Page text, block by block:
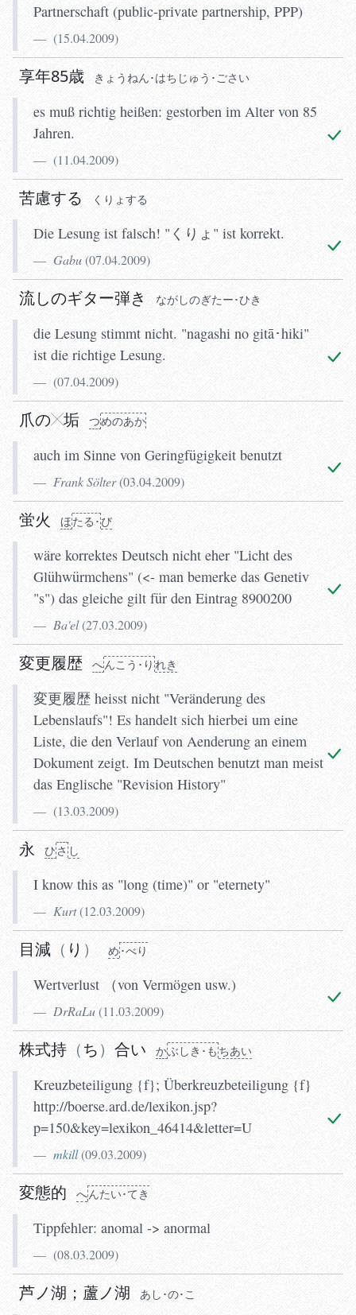
Partnerschaft (public-private partnership, PPP)
(15.04.2009)
享年85歳 きょうねん･はちじゅう･ごさい
es muß richtig heißen: gestorben im Alter von 85
Jahren.
(11.04.2009)
苦慮する くりょする
Die Lesung ist falsch! "くりょ" ist korrekt.
Gabu(07.04.2009)
流しのギター弾き ながしのぎたー･ひき
die Lesung stimmt nicht. "nagashi no gitā･hiki"
ist die richtige Lesung.
(07.04.2009)
爪の 垢 つめのあか
auch im Sinne von Geringfügigkeit benutzt
Frank Sölter(03.04.2009)
蛍火 ほたる･びほ
wäre korrektes Deutsch nicht eher "Licht des
Glühwürmchens" (<- man bemerke das Genetiv
"s") das gleiche gilt für den Eintrag 8900200
Ba'el(27.03.2009)
変更履歴 へんこう･りれき
変更履歴 heisst nicht "Veränderung des
Lebenslaufs"! Es handelt sich hierbei um eine
Liste, die den Verlauf von Aenderung an einem
Dokument zeigt. Im Deutschen benutzt man meist
das Englische "Revision History"
(13.03.2009)
永 ひさし
I know this as "long (time)" or "eternety"
Kurt(12.03.2009)
目減 り め ･べり
Wertverlust （von Vermögen usw.)
DrRaLu(11.03.2009)
株式持 ち 合い かぶしき･もちあい
Kreuzbeteiligung {f}; Überkreuzbeteiligung {f}
http://boerse.ard.de/lexikon.jsp?
p=150&key=lexikon_46414&letter=U
mkill(09.03.2009)
変態的 へんたい･てき
Tippfehler: anomal -> anormal
(08.03.2009)
芦ノ湖 ； 蘆ノ湖 あし･の･こ